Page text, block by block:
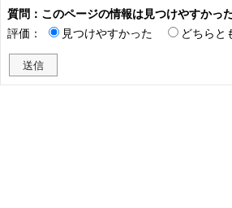
質問：このページの情報は見つけやすかっ
評価：
見つけやすかった どちらと